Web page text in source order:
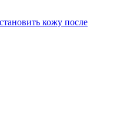
кожу после